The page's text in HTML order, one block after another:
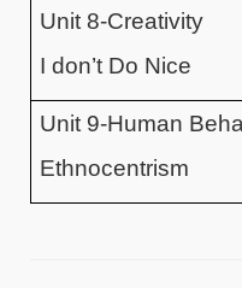
Unit 8-Creativity
I don’t Do Nice
Unit 9-Human
Ethnocentrism